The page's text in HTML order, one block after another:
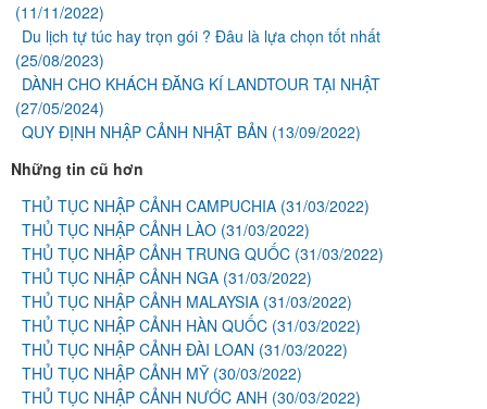
(11/11/2022)
Du lịch tự túc hay trọn gói ? Đâu là lựa chọn tốt nhất
(25/08/2023)
DÀNH CHO KHÁCH ĐĂNG KÍ LANDTOUR TẠI NHẬT
(27/05/2024)
QUY ĐỊNH NHẬP CẢNH NHẬT BẢN (13/09/2022)
Những tin cũ hơn
THỦ TỤC NHẬP CẢNH CAMPUCHIA (31/03/2022)
THỦ TỤC NHẬP CẢNH LÀO (31/03/2022)
THỦ TỤC NHẬP CẢNH TRUNG QUỐC (31/03/2022)
THỦ TỤC NHẬP CẢNH NGA (31/03/2022)
THỦ TỤC NHẬP CẢNH MALAYSIA (31/03/2022)
THỦ TỤC NHẬP CẢNH HÀN QUỐC (31/03/2022)
THỦ TỤC NHẬP CẢNH ĐÀI LOAN (31/03/2022)
THỦ TỤC NHẬP CẢNH MỸ (30/03/2022)
THỦ TỤC NHẬP CẢNH NƯỚC ANH (30/03/2022)